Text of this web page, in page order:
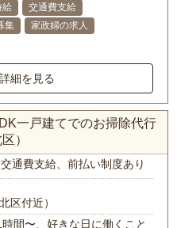
給
交通費支給
集
家政婦の求人
細を見る
一戸建てでのお掃除代行
）
交通費支給、前払い制度あり
区付近）
間〜、好きな日に働くこと